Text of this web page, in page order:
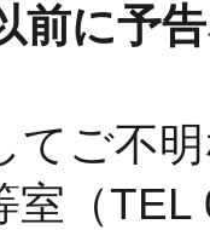
前に予
てご不
室（